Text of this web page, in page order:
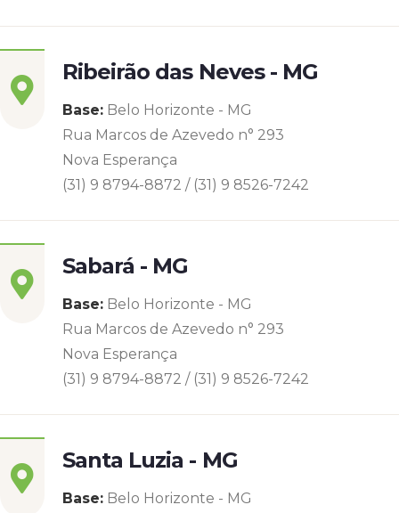
Ribeirão das Neves - MG
Base: Belo Horizonte - MG
Rua Marcos de Azevedo n° 293
Nova Esperança
(31) 9 8794-8872 / (31) 9 8526-7242
Sabará - MG
Base: Belo Horizonte - MG
Rua Marcos de Azevedo n° 293
Nova Esperança
(31) 9 8794-8872 / (31) 9 8526-7242
Santa Luzia - MG
Base: Belo Horizonte - MG